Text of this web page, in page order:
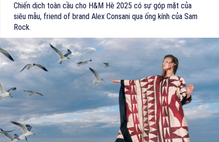
Chiến dịch toàn cầu cho H&M Hè 2025 có sự góp mặt của
siêu mẫu, friend of brand Alex Consani qua ống kính của Sam
Rock.